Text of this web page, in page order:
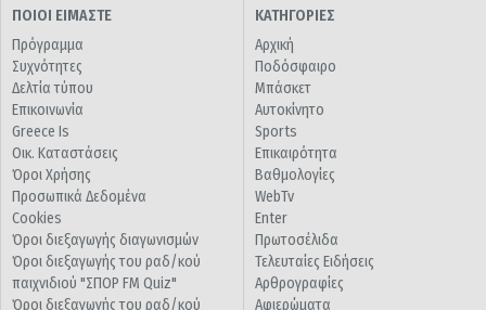
ΠΟΙΟΙ ΕΙΜΑΣΤΕ
Πρόγραμμα
Συχνότητες
Δελτία τύπου
Επικοινωνία
Greece Is
Οικ. Καταστάσεις
Όροι Χρήσης
Προσωπικά Δεδομένα
Cookies
Όροι διεξαγωγής διαγωνισμών
Όροι διεξαγωγής του ραδ/κού
παιχνιδιού "ΣΠΟΡ FM Quiz"
Όροι διεξαγωγής του ραδ/κού
ΚΑΤΗΓΟΡΙΕΣ
Αρχική
Ποδόσφαιρο
Μπάσκετ
Αυτοκίνητο
Sports
Επικαιρότητα
Βαθμολογίες
WebTv
Enter
Πρωτοσέλιδα
Τελευταίες Ειδήσεις
Αρθρογραφίες
Αφιερώματα